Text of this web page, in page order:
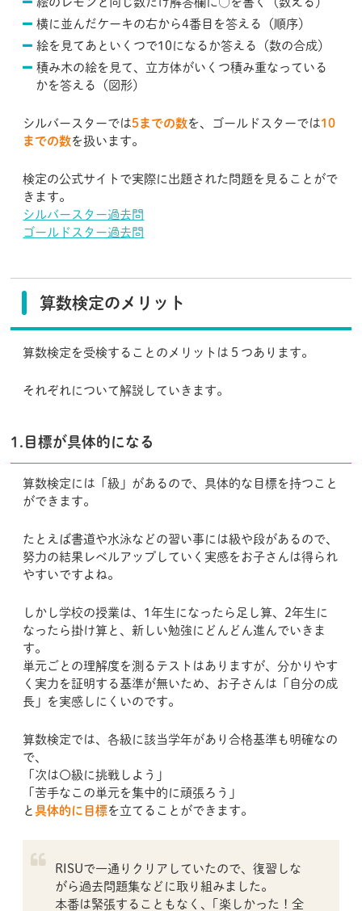
横に並んだケーキの右から4番目を答える（順序）
絵を見てあといくつで10になるか答える（数の合成）
積み木の絵を見て、立方体がいくつ積み重なっている
かを答える（図形）
シルバースターでは 5までの数を、ゴールドスターでは 10
までの数を扱います。
検定の公式サイトで実際に出題された問題を見ることがで
きます。
シルバースター過去問
ゴールドスター過去問
算数検定のメリット
算数検定を受検することのメリットは５つあります。
それぞれについて解説していきます。
1.目標が具体的になる
算数検定には「級」があるので、具体的な目標を持つこと
ができます。
たとえば書道や水泳などの習い事には級や段があるので、
努力の結果レベルアップしていく実感をお子さんは得られ
やすいですよね。
しかし学校の授業は、1年生になったら足し算、2年生に
なったら掛け算と、新しい勉強にどんどん進んでいきま
す。
単元ごとの理解度を測るテストはありますが、分かりやす
く実力を証明する基準が無いため、お子さんは「自分の成
長」を実感しにくいのです。
算数検定では、各級に該当学年があり合格基準も明確なの
で、
「次は〇級に挑戦しよう」
「苦手なこの単元を集中的に頑張ろう」
と具体的に目標を立てることができます。
RISUで一通りクリアしていたので、復習しな
がら過去問題集などに取り組みました。
本番は緊張することもなく、｢楽しかった！全